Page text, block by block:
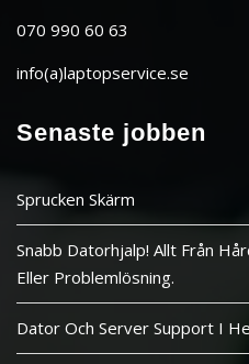
070 990 60 63
info(a)laptopservice.se
Senaste jobben
Sprucken Skärm
Snabb Datorhjalp! Allt Från
Eller Problemlösning.
Dator Och Server Support I